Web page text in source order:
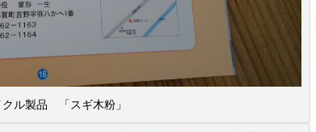
クル製品 「スギ木粉」